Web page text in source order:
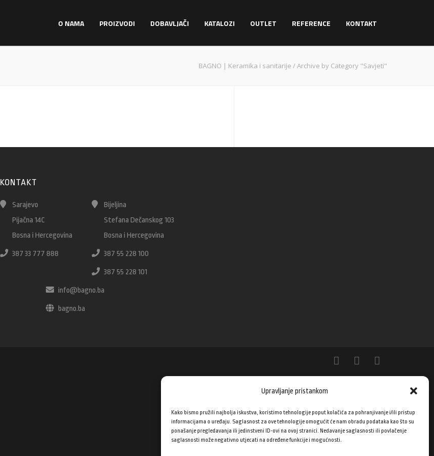
Upravljanje pristankom
Kako bismo pružili najbolja iskustva, koristimo tehnologije poput kolačića za pohranjivanje i/ili pristup
informacijama o uređaju. Saglasnost za ove tehnologije omogućit će nam obradu podataka kao što su
ponašanje pregledavanja ili jedinstveni ID-ovi na ovoj stranici. Nedavanje saglasnosti ili povlačenje
saglasnosti može negativno utjecati na određene funkcije i mogućnosti.
O NAMA PROIZVODI DOBAVLJAČI KATALOZI OUTLET REFERENCE KONTAKT
BAGNO | Keramika i sanitarije /Archive by Category "Savjeti"
KONTAKT
Sarajevo
Pijačna 14C
Bosna i Hercegovina
387 33 777 888
Bijeljina
Stefana Dečanskog 103
Bosna i Hercegovina
387 55 228 100
387 55 228 101
info@bagno.ba
bagno.ba